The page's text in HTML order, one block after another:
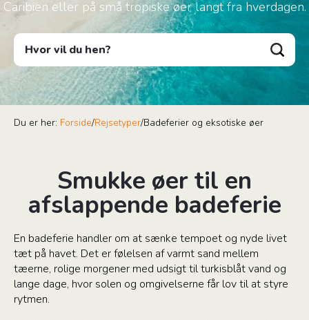
Caribien eller på små tropiske øer langt fra hverdagen.
Hvor vil du hen?
Du er her: Forside/Rejsetyper/Badeferier og eksotiske øer
Smukke øer til en
afslappende badeferie
En badeferie handler om at sænke tempoet og nyde livet
tæt på havet. Det er følelsen af varmt sand mellem
tæerne, rolige morgener med udsigt til turkisblåt vand og
lange dage, hvor solen og omgivelserne får lov til at styre
rytmen.